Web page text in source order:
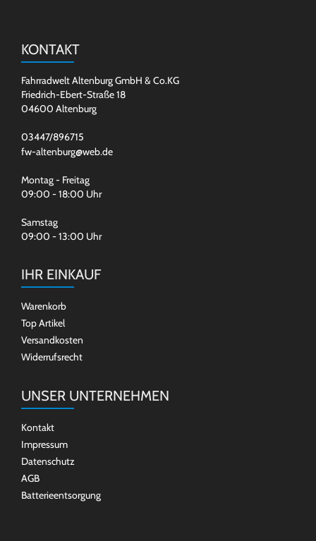
KONTAKT
Fahrradwelt Altenburg GmbH & Co.KG
Friedrich-Ebert-Straße 18
04600 Altenburg
03447/896715
fw-altenburg@web.de
Montag - Freitag
09:00 - 18:00 Uhr
Samstag
09:00 - 13:00 Uhr
IHR EINKAUF
Warenkorb
Top Artikel
Versandkosten
Widerrufsrecht
UNSER UNTERNEHMEN
Kontakt
Impressum
Datenschutz
AGB
Batterieentsorgung